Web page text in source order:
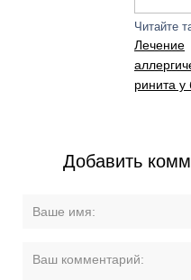
Читайте
Лечение
ринита
Добавить